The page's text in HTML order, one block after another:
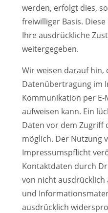
werden, erfolgt dies,
freiwilliger Basis.
Ihre ausdrückliche
weitergegeben.
Wir weisen darauf hin,
Datenübertragung im
Kommunikation per E-
aufweisen kann. Ein
Daten vor dem
möglich. Der Nutzung
Impressumspflicht
Kontaktdaten durch
von nicht
und
ausdrücklich